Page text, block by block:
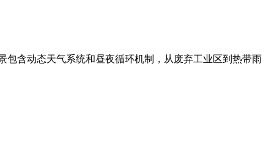
含动态天气系统和昼夜循环机制，从废弃工业区到热带雨